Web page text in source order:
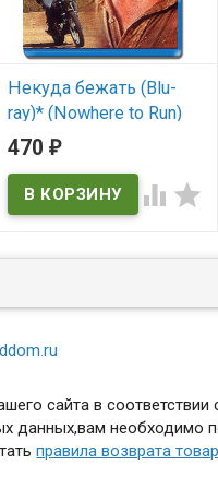
Некуда бежать (Blu-
ray)* (Nowhere to Run)
В наличии
Nowhere to Run
470₽
 
сайта в соответствии
данных,вам необходимо
правила возврата